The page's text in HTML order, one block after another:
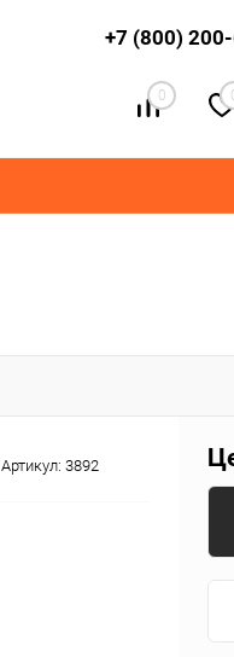
+7 (800)
0
Артикул: 3892